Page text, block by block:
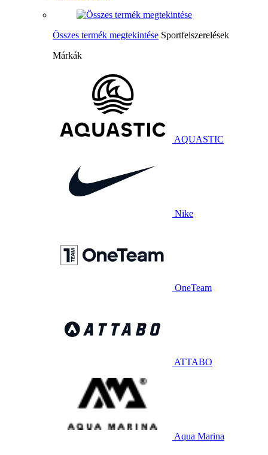
Összes termék megtekintése Sportfelszerelések
Márkák
AQUASTIC
Nike
OneTeam
ATTABO
Aqua Marina